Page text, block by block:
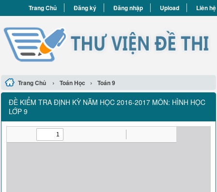
Trang Chủ Đăng ký Đăng nhập Upload Liên hệ
Trang Chủ › Toán Học › Toán 9
ĐỀ KIỂM TRA ĐỊNH KỲ NĂM HỌC 2016-2017 MÔN: HÌNH HỌC
LỚP 9